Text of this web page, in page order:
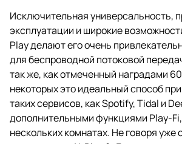
Исключительная универсальность,
эксплуатации и широкие
Play делают его очень
для беспроводной потоковой
так же, как отмеченный наградами
некоторых это идеальный способ
таких сервисов, как Spotify, Tidal и
дополнительными функциями Play-
нескольких комнатах. Не говоря уже